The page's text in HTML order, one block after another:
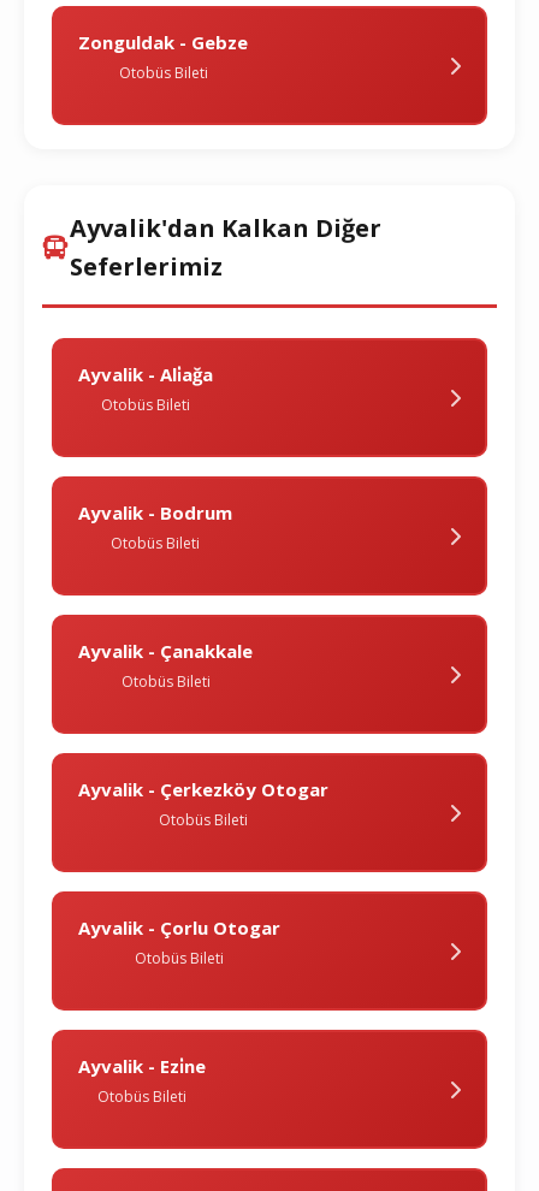
Zonguldak - Gebze
Otobüs Bileti
Ayvalik'dan Kalkan Diğer
Seferlerimiz
Ayvalik - Ali̇ağa
Otobüs Bileti
Ayvalik - Bodrum
Otobüs Bileti
Ayvalik - Çanakkale
Otobüs Bileti
Ayvalik - Çerkezköy Otogar
Otobüs Bileti
Ayvalik - Çorlu Otogar
Otobüs Bileti
Ayvalik - Ezi̇ne
Otobüs Bileti